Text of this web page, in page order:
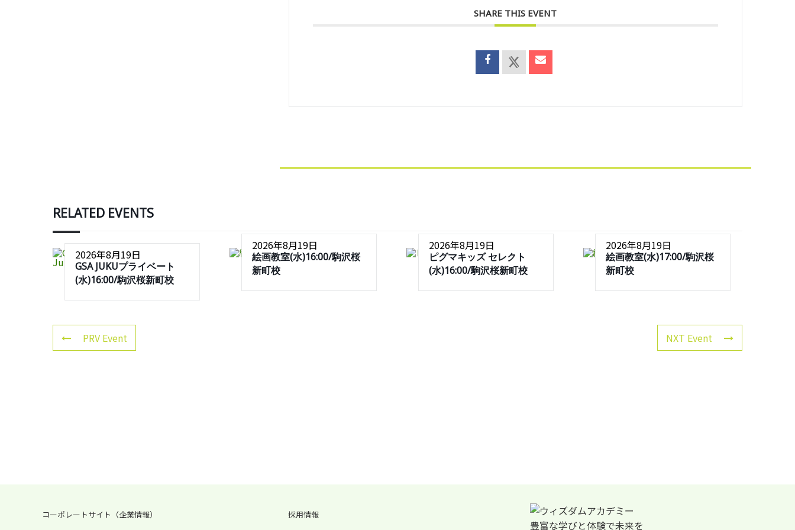
SHARE THIS EVENT
RELATED EVENTS
2026年8月19日
GSA JUKUプライベート
(水)16:00/駒沢桜新町校
2026年8月19日
絵画教室(水)16:00/駒沢桜
新町校
2026年8月19日
ピグマキッズ セレクト
(水)16:00/駒沢桜新町校
2026年8月19日
絵画教室(水)17:00/駒沢桜
新町校
PRV Event NXT Event
コーポレートサイト（企業情報） 採用情報